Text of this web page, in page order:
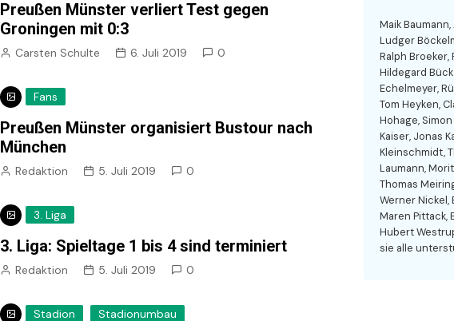
Preußen Münster verliert Test gegen
Groningen mit 0:3
Carsten Schulte 6. Juli 2019 0
Fans
Preußen Münster organisiert Bustour nach
München
Redaktion 5. Juli 2019 0
3. Liga
3. Liga: Spieltage 1 bis 4 sind terminiert
Redaktion 5. Juli 2019 0
Stadion Stadionumbau
Maik
Ludger
Ralph Broeker,
Hildegard
Echelmeyer,
Tom Heyken,
Hohage,
Kaiser, Jonas
Kleinschmidt,
Laumann,
Thomas
Werner Nickel,
Maren Pittack,
Hubert
sie alle